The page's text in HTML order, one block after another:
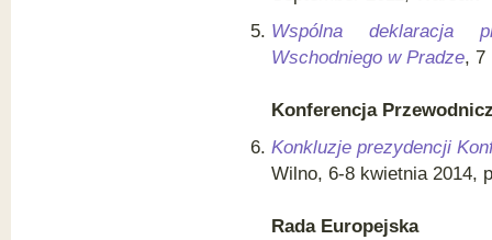
Wspólna deklaracja
Wschodniego w Pradze, 7
Konferencja
Konkluzje prezydencji
Wilno, 6-8 kwietnia 2014,
Rada Europejska